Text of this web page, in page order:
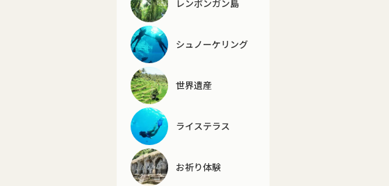
レンボンガン島
シュノーケリング
世界遺産
ライステラス
お祈り体験